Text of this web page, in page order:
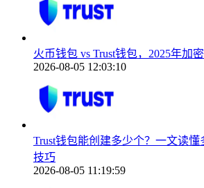
火币钱包 vs Trust钱包，2025年加
2026-08-05 12:03:10
Trust钱包能创建多少个？一文读
技巧
2026-08-05 11:19:59